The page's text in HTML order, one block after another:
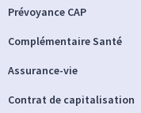
Prévoyance CAP
Complémentaire Santé
Assurance-vie
Contrat de capitalisation